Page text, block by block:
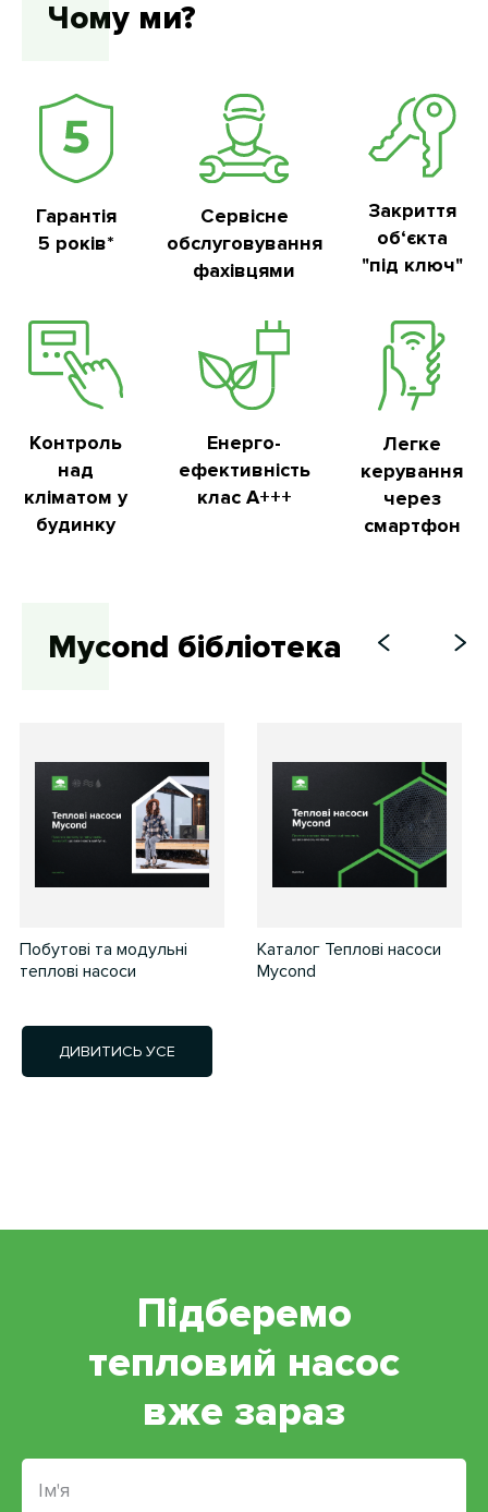
Чому ми?
Гарантія
5 років*
Сервісне
обслуговування
фахівцями
Закриття
об‘єкта
"під ключ"
Контроль
над
кліматом у
будинку
Енерго-
ефективність
клас А+++
Легке
керування
через
смартфон
Mycond бібліотека
Побутові та модульні
теплові насоси
Каталог Теплові насоси
Mycond
ДИВИТИСЬ УСЕ
Підберемо
тепловий насос
вже зараз